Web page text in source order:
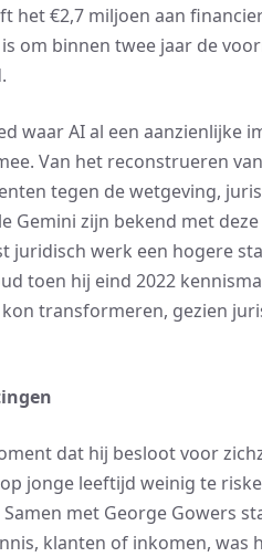
het €2,7 miljoen aan
om binnen twee jaar de
waar AI al een aanzienlijke
Van het reconstrueren
tegen de wetgeving,
Gemini zijn bekend met
juridisch werk een hogere
toen hij eind 2022
transformeren, gezien
dat hij besloot voor
jonge leeftijd weinig te
met George Gowers
klanten of inkomen, was